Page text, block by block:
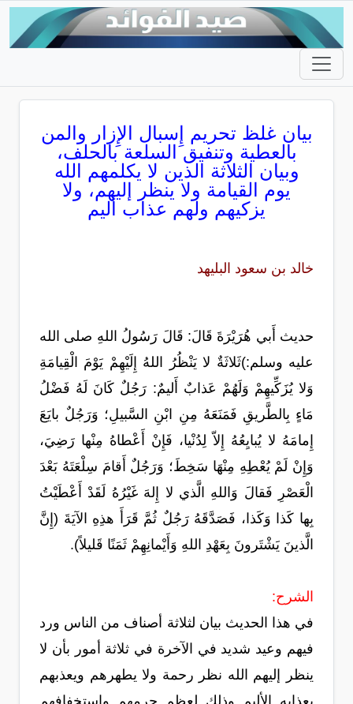
بيان غلظ تحريم إِسبال الإِزار والمن
بالعطية وتنفيق السلعة بالحلف،
وبيان الثلاثة الذين لا يكلمهم الله
يوم القيامة ولا ينظر إليهم، ولا
يزكيهم ولهم عذاب أليم
خالد بن سعود البليهد
حديث أَبي هُرَيْرَةَ قَالَ: قَالَ رَسُولُ اللهِ صلى الله
عليه وسلم:)ثَلاثَةٌ لا يَنْظُرُ اللهُ إِلَيْهِمْ يَوْمَ الْقِيامَةِ
وَلا يُزَكِّيهِمْ وَلَهُمْ عَذابٌ أَليمٌ: رَجُلٌ كَانَ لَهُ فَضْلُ
مَاءٍ بِالطَّريقِ فَمَنَعَهُ مِنِ ابْنِ السَّبيلِ؛ وَرَجُلٌ بايَعَ
إِمامَهُ لا يُبايِعُهُ إِلاّ لِدُنْيا، فَإِنْ أَعْطاهُ مِنْها رَضِيَ،
وَإِنْ لَمْ يُعْطِهِ مِنْهَا سَخِطَ؛ وَرَجُلٌ أَقامَ سِلْعَتَهُ بَعْدَ
الْعَصْرِ فَقالَ وَاللهِ الَّذي لا إِلهَ غَيْرُهُ لَقَدْ أَعْطَيْتُ
بِها كَذا وَكَذا، فَصَدَّقَهُ رَجُلٌ ثُمَّ قَرَأَ هذِهِ الآيَةَ (إِنَّ
الَّذينَ يَشْتَرونَ بِعَهْدِ اللهِ وَأَيْمانِهِمْ ثَمَنًا قَليلاً).
الشرح:
في هذا الحديث بيان لثلاثة أصناف من الناس ورد
فيهم وعيد شديد في الآخرة في ثلاثة أمور بأن لا
ينظر إليهم الله نظر رحمة ولا يطهرهم ويعذبهم